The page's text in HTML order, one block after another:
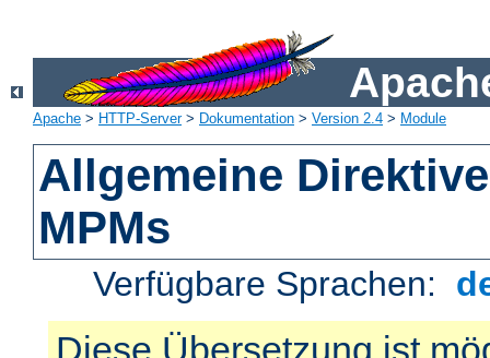
Apache > HTTP-Server> Dokumentation > Version 2.4 > Module
Allgemeine
MPMs
Verfügbare Sprachen:
Diese Übersetzung ist